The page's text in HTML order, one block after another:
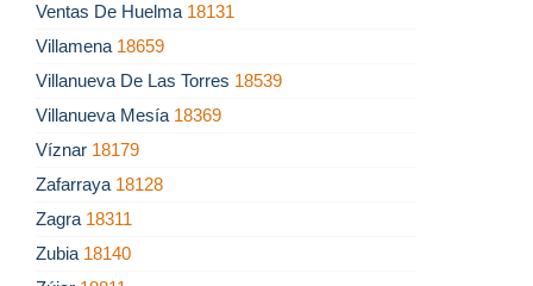
Ventas De Huelma 18131
Villamena 18659
Villanueva De Las Torres 18539
Villanueva Mesía 18369
Víznar 18179
Zafarraya 18128
Zagra 18311
Zubia 18140